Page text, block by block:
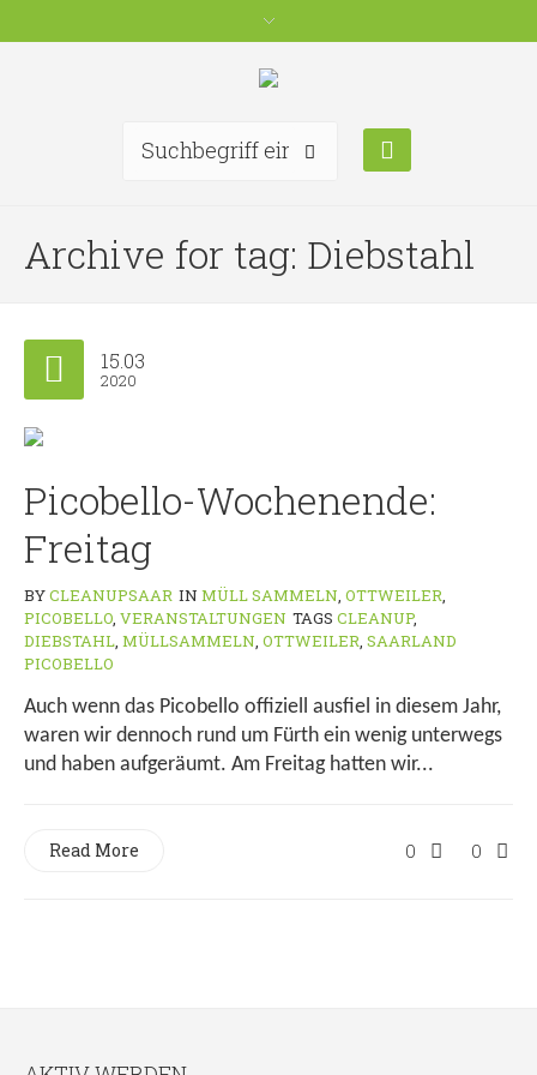
Archive for tag: Diebstahl
15.03
2020
Picobello-Wochenende:
Freitag
BYCLEANUPSAAR IN MÜLL SAMMELN, OTTWEILER,
PICOBELLO, VERANSTALTUNGEN TAGS CLEANUP,
DIEBSTAHL, MÜLLSAMMELN, OTTWEILER, SAARLAND
PICOBELLO
Auch wenn das Picobello offiziell ausfiel in diesem Jahr,
waren wir dennoch rund um Fürth ein wenig unterwegs
und haben aufgeräumt. Am Freitag hatten wir...
0 0
Read More